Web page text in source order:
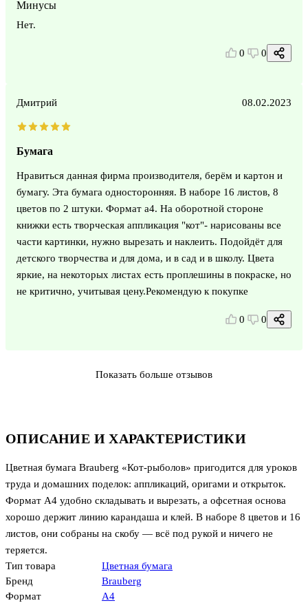
ОПИСАНИЕ И ХАРАКТЕРИСТИКИ
Цветная бумага Brauberg «Кот-рыболов» пригодится для уроков
труда и домашних поделок: аппликаций, оригами и открыток.
Формат А4 удобно складывать и вырезать, а офсетная основа
хорошо держит линию карандаша и клей. В наборе 8 цветов и 16
листов, они собраны на скобу — всё под рукой и ничего не
теряется.
Тип товара
Цветная бумага
Бренд
Brauberg
Формат
А4
Минусы
Нет.
0 0
Дмитрий 08.02.2023
Бумага
Нравиться данная фирма производителя, берём и картон и
бумагу. Эта бумага односторонняя. В наборе 16 листов, 8
цветов по 2 штуки. Формат а4. На оборотной стороне
книжки есть творческая аппликация "кот"- нарисованы все
части картинки, нужно вырезать и наклеить. Подойдёт для
детского творчества и для дома, и в сад и в школу. Цвета
яркие, на некоторых листах есть проплешины в покраске, но
не критично, учитывая цену.Рекомендую к покупке
0 0
Показать больше отзывов